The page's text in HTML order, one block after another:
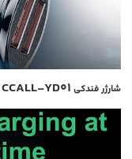
شارژر فندکی CCALL-YD01